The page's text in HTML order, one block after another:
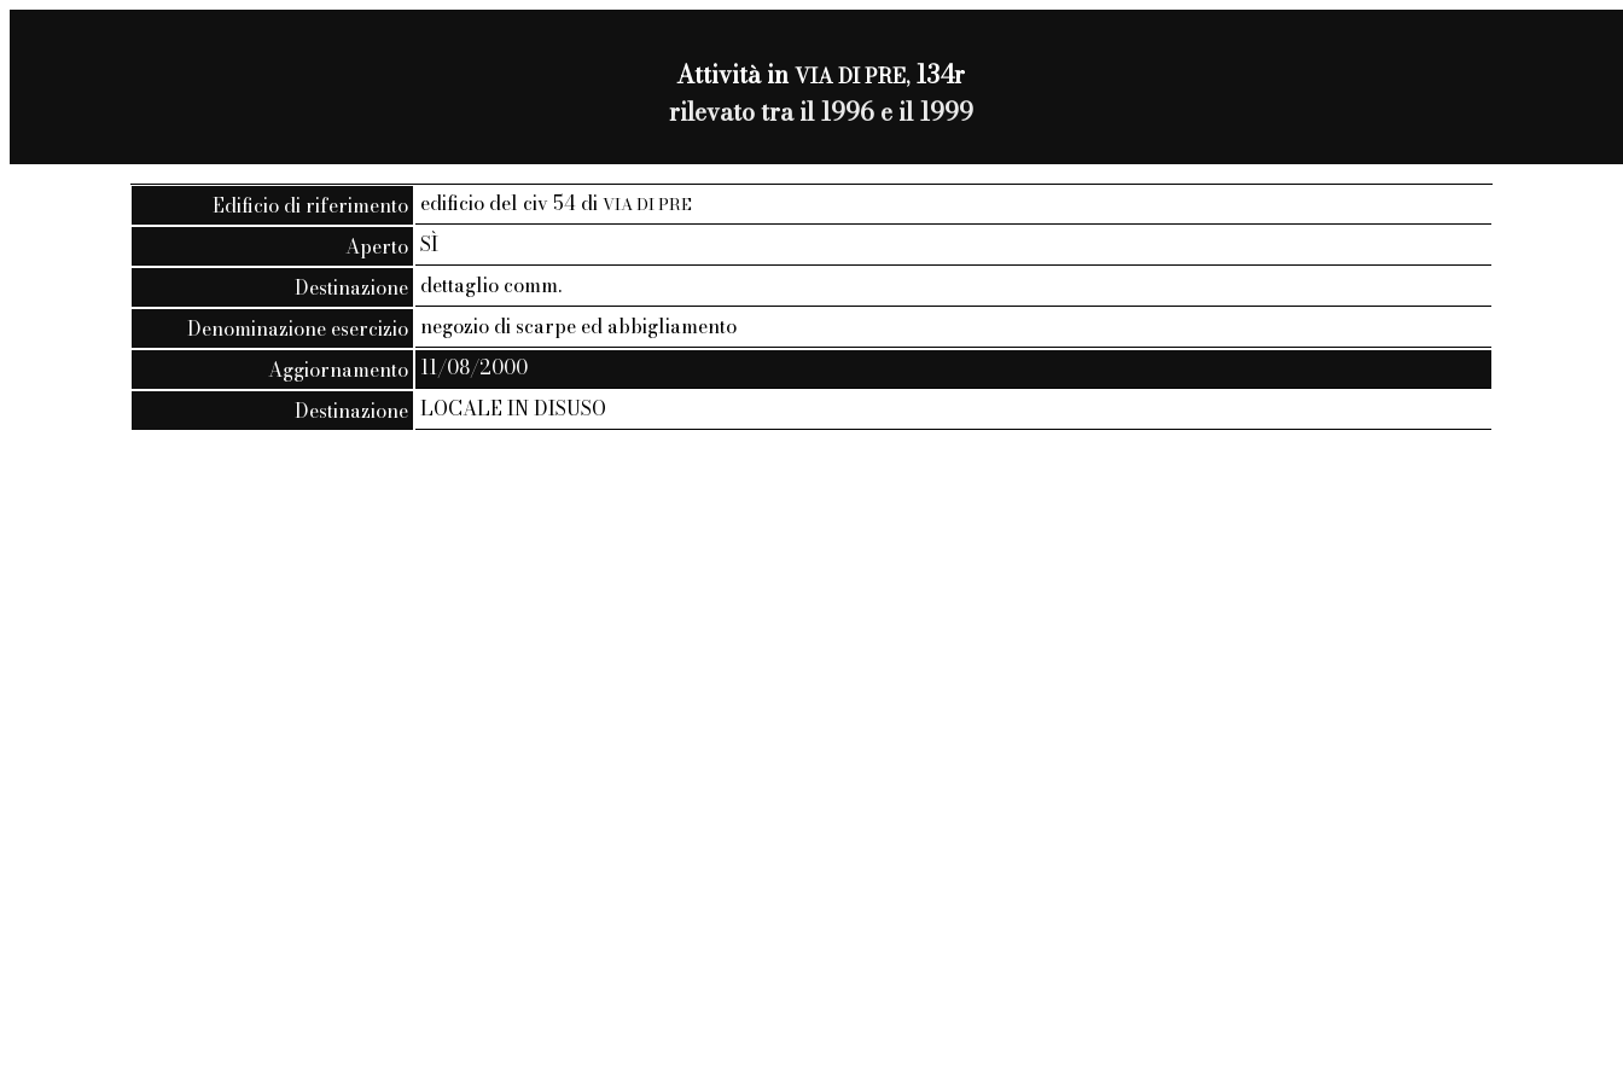
Attività inVIA DI PRE,134r
rilevato tra il 1996 e il 1999
Edificio di riferimento edificio del civ 54 diVIA DI PRE
Aperto SÌ
Destinazione dettaglio comm.
Denominazione esercizio negozio di scarpe ed abbigliamento
Aggiornamento 11/08/2000
Destinazione LOCALE IN DISUSO